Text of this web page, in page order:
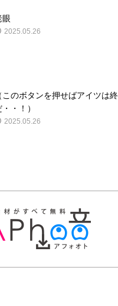
眼
2025.05.26
このボタンを押せばアイツは
・・！）
2025.05.26